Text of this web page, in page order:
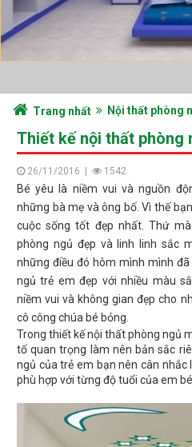
Trang nhất Nội thất phòng
Thiết kế nội thất phòng
26/11/2016 1542
Bé yêu là niềm vui và nguồn
những bà mẹ và ông bố. Vì thế
cuộc sống tốt đẹp nhất. Thứ
phòng ngủ đẹp và linh linh sắc
những điều đó hôm mình mình
ngủ trẻ em đẹp với nhiều màu
niềm vui và không gian đẹp cho
cô công chúa bé bỏng.
Trong thiết kế nội thất phòng ngủ
tố quan trọng làm nên bản sắc
ngủ của trẻ em bạn nên cân
phù hợp với từng độ tuổi của em